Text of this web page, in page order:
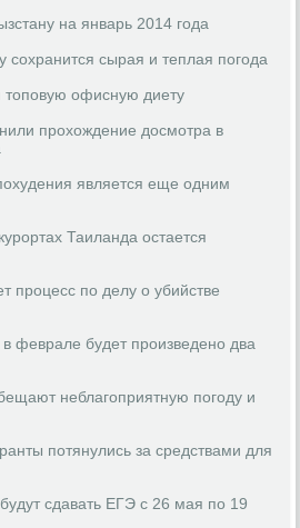
на январь 2014 года
сохранится сырая и теплая погода
топовую офисную диету
прохождение досмотра в
является еще одним
Таиланда остается
процесс по делу о убийстве
феврале будет произведено два
неблагоприятную погоду и
потянулись за средствами для
сдавать ЕГЭ с 26 мая по 19